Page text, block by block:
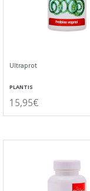
Ultraprot
PLANTIS
15,95€